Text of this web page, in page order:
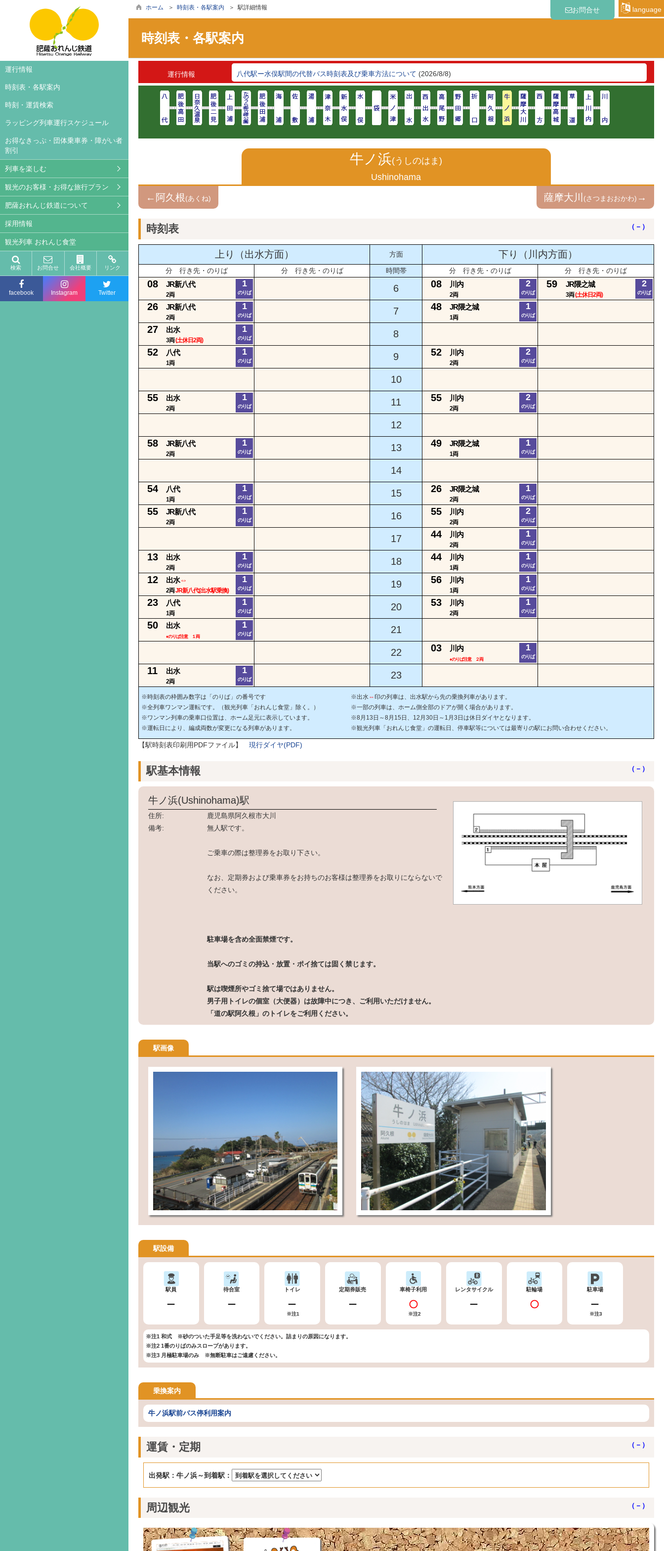
ホーム ＞ 時刻表・各駅案内 ＞ 駅詳細情報
運行情報
時刻表・各駅案内
時刻・運賃検索
ラッピング列車運行スケジュール
お得なきっぷ・団体乗車券・障がい者
割引
列車を楽しむ
ラッピング列車
撮影される方へ
レンタサイクル
動画ギャラリー
観光のお客様・お得な旅行プラン
おれんじカフェ
沿線観光案内
かぞくいろ特設ページ
肥薩おれんじ鉄道について
撮影等希望の皆様へ
パートナーズクラブ
ライセンシー募集
採用情報
観光列車 おれんじ食堂
検索 お問合せ 会社概要 リンク
facebook Instagram Twitter
お問合せ language
時刻表・各駅案内
運行情報 八代駅ー水俣駅間の代替バス時刻表及び乗車方法について (2026/8/8)
牛ノ浜(うしのはま)
Ushinohama
←阿久根(あくね) 薩摩大川 (さつまおおかわ) →
時刻表 （－）
上り（出水方面） 方面 下り（川内方面）
分 行き先・のりば 分 行き先・のりば 時間帯 分 行き先・のりば 分 行き先・のりば
08 JR新八代
2両
1
のりば 6 08 川内
2両
2
のりば
59 JR隈之城
3両(土休日2両)
2
のりば
26 JR新八代
2両
1
のりば 7 48 JR隈之城
1両
1
のりば
27 出水
3両(土休日2両)
1
のりば
8
52
八代
1両
1
のりば 9 52 川内
2両
2
のりば
10
55
出水
2両
1
のりば 11 55 川内
2両
2
のりば
12
58
JR新八代
2両
1
のりば 13 49 JR隈之城
1両
1
のりば
14
54
八代
1両
1
のりば 15 26 JR隈之城
2両
1
のりば
55 JR新八代
2両
1
のりば 16 55 川内
2両
2
のりば
17 44 川内
2両
1
のりば
13 出水
2両
1
のりば 18 44 川内
1両
1
のりば
12 出水⇔
2両JR新八代(出水駅乗換)
1
のりば 19 56 川内
1両
1
のりば
23 八代
1両
1
のりば 20 53 川内
2両
1
のりば
50 出水
♦のりば注意 １両
1
のりば 21
22 03 川内
♦のりば注意 ２両
1
のりば
11 出水
2両
1
のりば 23
※時刻表の枠囲み数字は「のりば」の番号です
※全列車ワンマン運転です。（観光列車「おれんじ食堂」除く。）
※ワンマン列車の乗車口位置は、ホーム足元に表示しています。
※運転日により、編成両数が変更になる列車があります。
※出水 ⇔印の列車は、出水駅から先の乗換列車があります。
※一部の列車は、ホーム側全部のドアが開く場合があります。
※8月13日～8月15日、12月30日～1月3日は休日ダイヤとなります。
※観光列車「おれんじ食堂」の運転日、停車駅等については最寄りの駅にお問い合わせください。
【駅時刻表印刷用PDFファイル】 現行ダイヤ(PDF)
駅基本情報 （－）
牛ノ浜(Ushinohama)駅
住所:
鹿児島県阿久根市大川
備考:
無人駅です。
ご乗車の際は整理券をお取り下さい。
なお、定期券および乗車券をお持ちのお客様は整理券をお取りにならないで
ください。
駐車場を含め全面禁煙です。
当駅へのゴミの持込・放置・ポイ捨ては固く禁じます。
駅は喫煙所やゴミ捨て場ではありません。
男子用トイレの個室（大便器）は故障中につき、ご利用いただけません。
「道の駅阿久根」のトイレをご利用ください。
駅画像
駅設備
駅員 待合室 トイレ
※注1
定期券販売 車椅子利用
※注2
レンタサイクル 駐輪場 駐車場
※注3
※注1 和式 ※砂のついた手足等を洗わないでください。詰まりの原因になります。
※注2 1番のりばのみスロープがあります。
※注3 月極駐車場のみ ※無断駐車はご遠慮ください。
乗換案内
牛ノ浜駅前バス停利用案内
運賃・定期 （－）
出発駅：牛ノ浜～到着駅：
周辺観光 （－）